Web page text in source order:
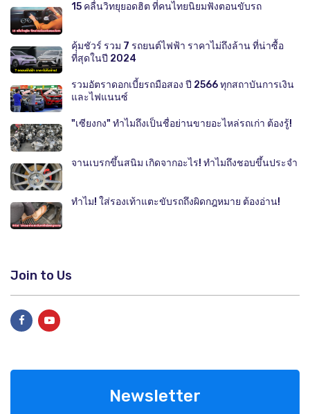
15 คลื่นวิทยุยอดฮิต ที่คนไทยนิยมฟังตอนขับรถ
คุ้มชัวร์ รวม 7 รถยนต์ไฟฟ้า ราคาไม่ถึงล้าน ที่น่าซื้อ
ที่สุดในปี 2024
รวมอัตราดอกเบี้ยรถมือสอง ปี 2566 ทุกสถาบันการเงิน
และไฟแนนซ์
"เซียงกง" ทำไมถึงเป็นชื่อย่านขายอะไหล่รถเก่า ต้องรู้!
จานเบรกขึ้นสนิม เกิดจากอะไร! ทำไมถึงชอบขึ้นประจำ
ทำไม! ใส่รองเท้าแตะขับรถถึงผิดกฎหมาย ต้องอ่าน!
Join to Us
Newsletter